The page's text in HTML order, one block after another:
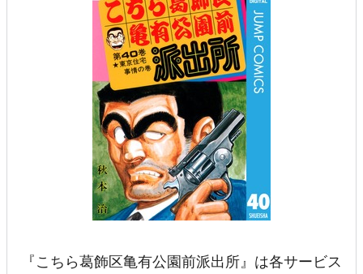
『こちら葛飾区亀有公園前派出所』は各サービス